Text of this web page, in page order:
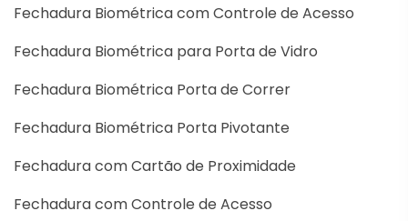
Fechadura Biométrica com Controle de Acesso
Fechadura Biométrica para Porta de Vidro
Fechadura Biométrica Porta de Correr
Fechadura Biométrica Porta Pivotante
Fechadura com Cartão de Proximidade
Fechadura com Controle de Acesso